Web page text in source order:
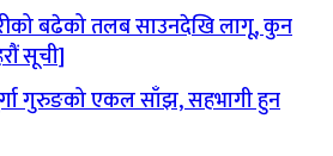
बढेको तलब साउनदेखि लागू, कुन
सूची]
गुरुङको एकल साँझ, सहभागी हुन